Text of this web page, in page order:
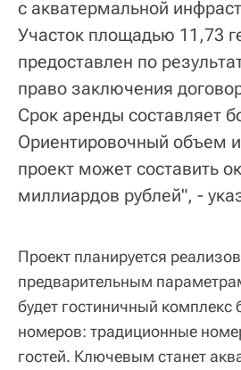
с акватермальной
Участок площадью 11,73
предоставлен по
право заключения
Срок аренды составляет
Ориентировочный объем
проект может составить
миллиардов рублей", -
Проект планируется
предварительным
будет гостиничный комплекс
номеров: традиционные
гостей. Ключевым станет